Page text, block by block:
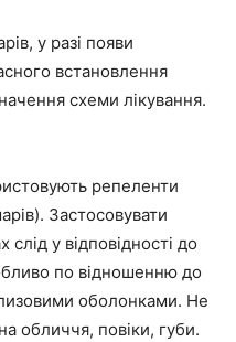
у разі появи
встановлення
схеми лікування.
репеленти
Застосовувати
у відповідності до
по відношенню до
оболонками. Не
обличчя, повіки, губи.